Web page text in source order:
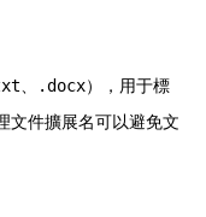
.docx），用于標
文件擴展名可以避免文